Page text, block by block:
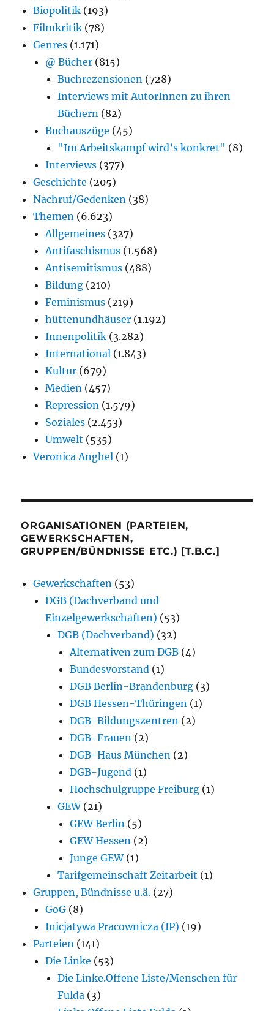
Biopolitik (193)
Filmkritik (78)
Genres (1.171)
@ Bücher (815)
Buchrezensionen (728)
Interviews mit AutorInnen zu ihren
Büchern (82)
Buchauszüge (45)
"Im Arbeitskampf wird’s konkret" (8)
Interviews (377)
Geschichte (205)
Nachruf/Gedenken (38)
Themen (6.623)
Allgemeines (327)
Antifaschismus (1.568)
Antisemitismus (488)
Bildung (210)
Feminismus (219)
hüttenundhäuser (1.192)
Innenpolitik (3.282)
International (1.843)
Kultur (679)
Medien (457)
Repression (1.579)
Soziales (2.453)
Umwelt (535)
Veronica Anghel (1)
ORGANISATIONEN (PARTEIEN,
GEWERKSCHAFTEN,
GRUPPEN/BÜNDNISSE ETC.) [T.B.C.]
Gewerkschaften (53)
DGB (Dachverband und
Einzelgewerkschaften) (53)
DGB (Dachverband) (32)
Alternativen zum DGB (4)
Bundesvorstand (1)
DGB Berlin-Brandenburg (3)
DGB Hessen-Thüringen (1)
DGB-Bildungszentren (2)
DGB-Frauen (2)
DGB-Haus München (2)
DGB-Jugend (1)
Hochschulgruppe Freiburg (1)
GEW(21)
GEW Berlin (5)
GEW Hessen (2)
Junge GEW(1)
Tarifgemeinschaft Zeitarbeit (1)
Gruppen, Bündnisse u.ä. (27)
GoG (8)
Inicjatywa Pracownicza (IP) (19)
Parteien (141)
Die Linke (53)
Die Linke.Offene Liste/Menschen für
Fulda (3)